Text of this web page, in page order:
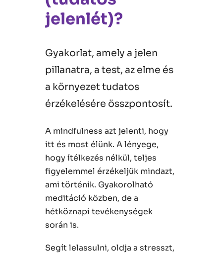
jelenlét)?
Gyakorlat, amely a jelen
pillanatra, a test, az elme és
a környezet tudatos
érzékelésére összpontosít.
A mindfulness azt jelenti, hogy
itt és most élünk. A lényege,
hogy ítélkezés nélkül, teljes
figyelemmel érzékeljük mindazt,
ami történik. Gyakorolható
meditáció közben, de a
hétköznapi tevékenységek
során is.
Segít lelassulni, oldja a stresszt,